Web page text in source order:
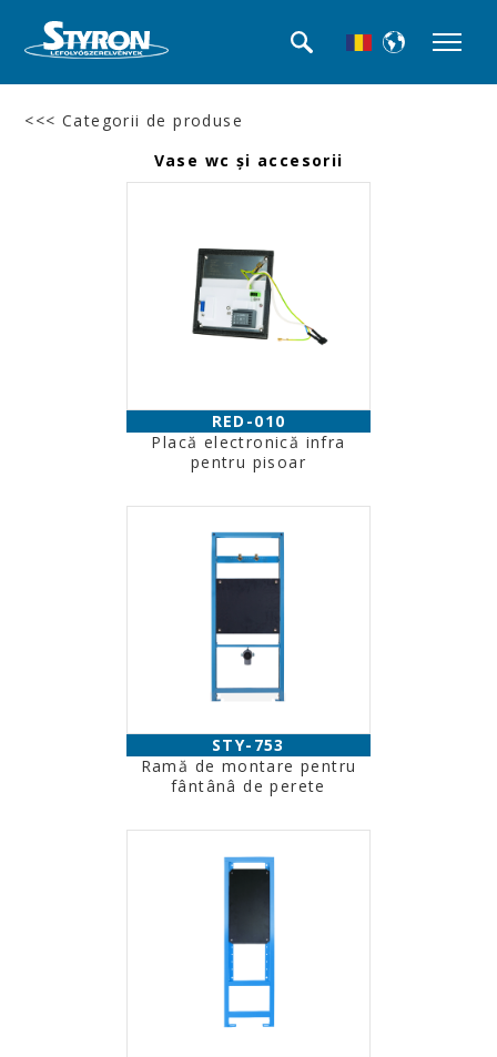
<<< Categorii de produse
Vase wc şi accesorii
RED-010
Placă electronică infra
pentru pisoar
STY-753
Ramă de montare pentru
fântânâ de perete